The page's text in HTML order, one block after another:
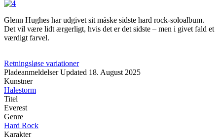
Glenn Hughes har udgivet sit måske sidste hard rock-soloalbum.
Det vil være lidt ærgerligt, hvis det er det sidste – men i givet fald et
værdigt farvel.
Retningsløse variationer
Pladeanmeldelser Updated 18. August 2025
Kunstner
Halestorm
Titel
Everest
Genre
Hard Rock
Karakter